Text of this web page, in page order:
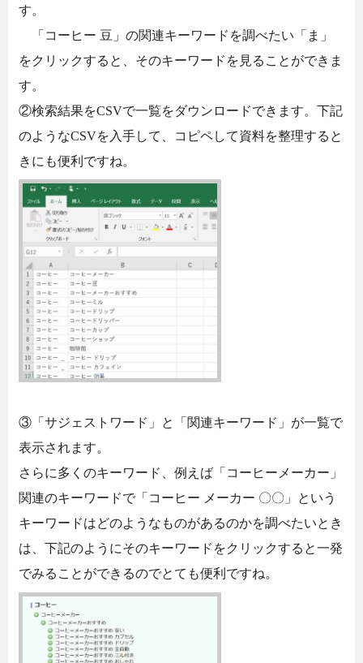
す。
「コーヒー 豆」の関連キーワードを調べたい「ま」
をクリックすると、そのキーワードを見ることができま
す。
②検索結果をCSVで一覧をダウンロードできます。下記
のようなCSVを入手して、コピペして資料を整理すると
きにも便利ですね。
③「サジェストワード」と「関連キーワード」が一覧で
表示されます。
さらに多くのキーワード、例えば「コーヒーメーカー」
関連のキーワードで「コーヒー メーカー 〇〇」という
キーワードはどのようなものがあるのかを調べたいとき
は、下記のようにそのキーワードをクリックすると一発
でみることができるのでとても便利ですね。